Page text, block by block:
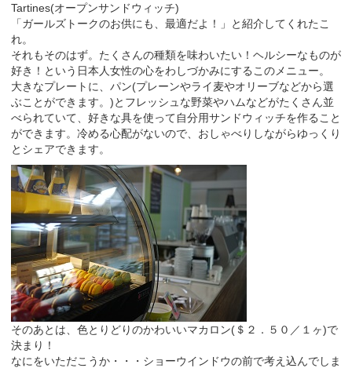
Tartines(オープンサンドウィッチ)
「ガールズトークのお供にも、最適だよ！」と紹介してくれたこ
れ。
それもそのはず。たくさんの種類を味わいたい！ヘルシーなものが
好き！という日本人女性の心をわしづかみにするこのメニュー。
大きなプレートに、パン(プレーンやライ麦やオリーブなどから選
ぶことができます。)とフレッシュな野菜やハムなどがたくさん並
べられていて、好きな具を使って自分用サンドウィッチを作ること
ができます。冷める心配がないので、おしゃべりしながらゆっくり
とシェアできます。
そのあとは、色とりどりのかわいいマカロン(＄２．５０／１ヶ)で
決まり！
なにをいただこうか・・・ショーウインドウの前で考え込んでしま